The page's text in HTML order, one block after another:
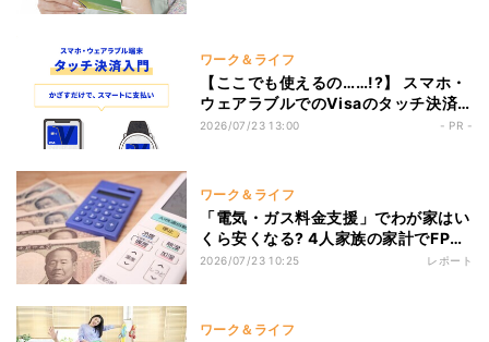
ワーク＆ライフ
【ここでも使えるの……!?】 スマホ・
ウェアラブルでのVisaのタッチ決済
が便利すぎる
2026/07/23 13:00 - PR -
ワーク＆ライフ
「電気・ガス料金支援」でわが家はい
くら安くなる? 4人家族の家計でFPが
試算してみた
2026/07/23 10:25 レポート
ワーク＆ライフ